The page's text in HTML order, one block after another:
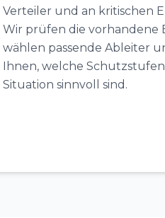
Verteiler und an kritischen
Wir prüfen die vorhandene
wählen passende Ableiter
Ihnen, welche
Situation sinnvoll sind.